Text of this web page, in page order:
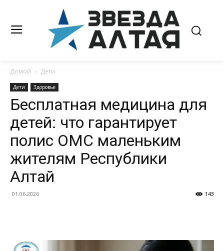
Домой Дети
Дети Здоровье
Бесплатная медицина для
детей: что гарантирует
полис ОМС маленьким
жителям Республики
Алтай
01.06.2026 143